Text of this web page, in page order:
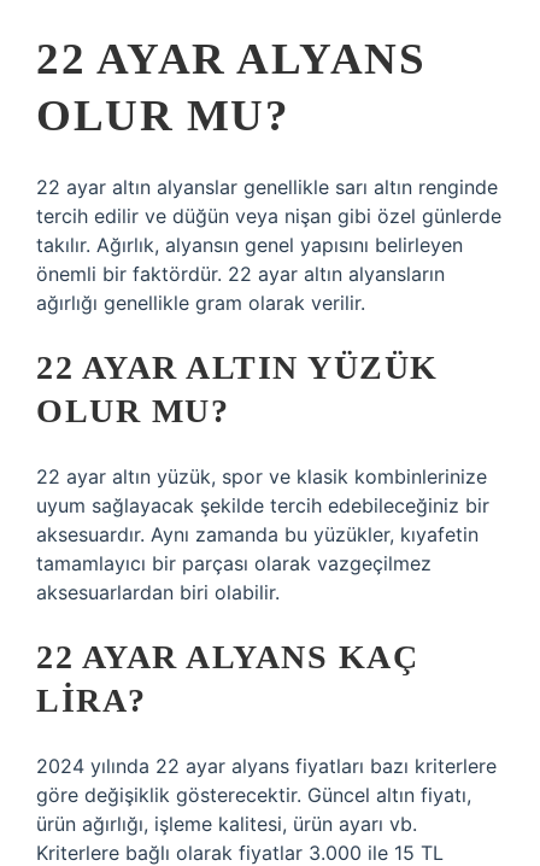
22 AYAR ALYANS
OLUR MU?
22 ayar altın alyanslar genellikle sarı altın renginde
tercih edilir ve düğün veya nişan gibi özel günlerde
takılır. Ağırlık, alyansın genel yapısını belirleyen
önemli bir faktördür. 22 ayar altın alyansların
ağırlığı genellikle gram olarak verilir.
22 AYAR ALTIN YÜZÜK
OLUR MU?
22 ayar altın yüzük, spor ve klasik kombinlerinize
uyum sağlayacak şekilde tercih edebileceğiniz bir
aksesuardır. Aynı zamanda bu yüzükler, kıyafetin
tamamlayıcı bir parçası olarak vazgeçilmez
aksesuarlardan biri olabilir.
22 AYAR ALYANS KAÇ
LIRA?
2024 yılında 22 ayar alyans fiyatları bazı kriterlere
göre değişiklik gösterecektir. Güncel altın fiyatı,
ürün ağırlığı, işleme kalitesi, ürün ayarı vb.
Kriterlere bağlı olarak fiyatlar 3.000 ile 15 TL